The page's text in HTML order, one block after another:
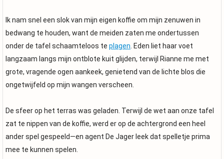
Ik nam snel een slok van mijn eigen koffie om mijn zenuwen in
bedwang te houden, want de meiden zaten me ondertussen
onder de tafel schaamteloos te plagen . Eden liet haar voet
langzaam langs mijn ontblote kuit glijden, terwijl Rianne me met
grote, vragende ogen aankeek, genietend van de lichte blos die
ongetwijfeld op mijn wangen verscheen.
De sfeer op het terras was geladen. Terwijl de wet aan onze tafel
zat te nippen van de koffie, werd er op de achtergrond een heel
ander spel gespeeld—en agent De Jager leek dat spelletje prima
mee te kunnen spelen.